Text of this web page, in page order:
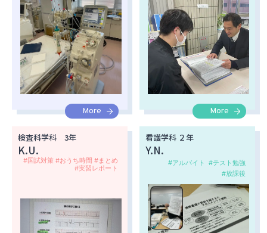
More More
検査科学科 3年
K.U.
#国試対策 #おうち時間 #まとめ
#実習レポート
看護学科 ２年
Y.N.
#アルバイト
#テスト勉強
#放課後